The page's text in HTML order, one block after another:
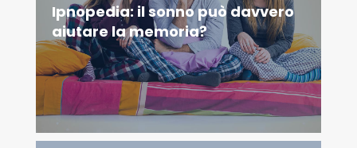
Ipnopedia: il sonno può davvero
aiutare la memoria?